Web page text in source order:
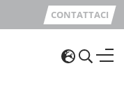
CONTATTACI